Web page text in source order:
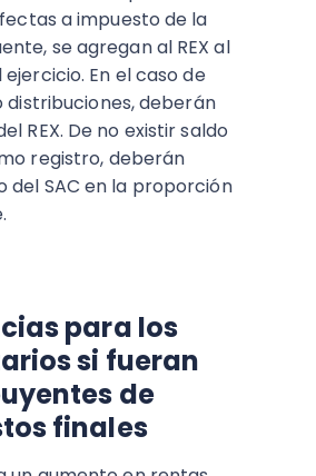
a impuesto de la
se agregan al REX al
En el caso de
distribuciones, deberán
REX. De no existir saldo
registro, deberán
del SAC en la proporción
para los
si fueran
de
finales